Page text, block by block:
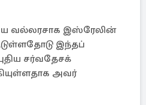
வல்லரசாக இஸ்ரேலின்
இந்தப்
சர்வதேசக்
அவர்